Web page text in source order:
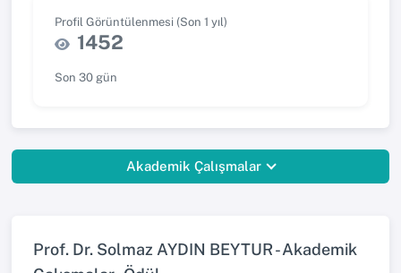
Profil Görüntülenmesi (Son 1 yıl)
1452
Son 30 gün
Akademik Çalışmalar
Prof. Dr. Solmaz AYDIN BEYTUR - Akademik